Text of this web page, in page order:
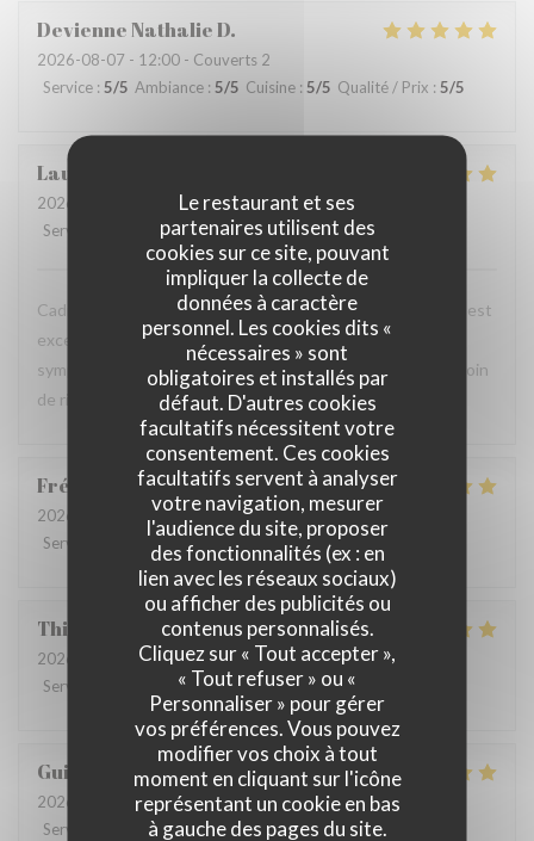
Le restaurant et ses
partenaires utilisent des
cookies sur ce site, pouvant
impliquer la collecte de
données à caractère
personnel. Les cookies dits «
nécessaires » sont
obligatoires et installés par
défaut. D'autres cookies
facultatifs nécessitent votre
consentement. Ces cookies
facultatifs servent à analyser
votre navigation, mesurer
l'audience du site, proposer
des fonctionnalités (ex : en
lien avec les réseaux sociaux)
ou afficher des publicités ou
contenus personnalisés.
Cliquez sur « Tout accepter »,
« Tout refuser » ou «
Personnaliser » pour gérer
vos préférences. Vous pouvez
modifier vos choix à tout
moment en cliquant sur l'icône
représentant un cookie en bas
à gauche des pages du site.
Devienne NathalieD
2026-08-07 - 12:00 - Couverts 2
Service : 5/5 Ambiance : 5/5 Cuisine : 5/5 Qualité / Prix : 5/5
Laurence
2026-08-07
- 19:00 - Couverts 4
Service
Ambiance:5/5 Cuisine :5/5 Qualité / Prix
Cadre très agréable surtout quand il fait chaud. La cuisine est
excellente. Les serveurs et les serveuses sont très
sympathiques et viennent régulièrement voir si on n'a besoin
de rien. On se sent bien dans ce restaurant.
Frédérique A
2026-08-07
- 12:00 - Couverts 3
Service
Ambiance /5 Cuisine: 5 /5 Qualité / Prix
Thierry
2026-08-07
- 12:15 - Couverts 4
Service
Ambiance : 4/5 Cuisine: 5 /5 Qualité / Prix
GuillemantL
2026-08-07
- 12:00 - Couverts 2
Service
Ambiance: 5/5 Cuisine:5/5 Qualité / Prix